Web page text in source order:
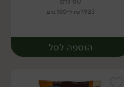
19.83 ₪ ל-100 גרם
הוספה לסל